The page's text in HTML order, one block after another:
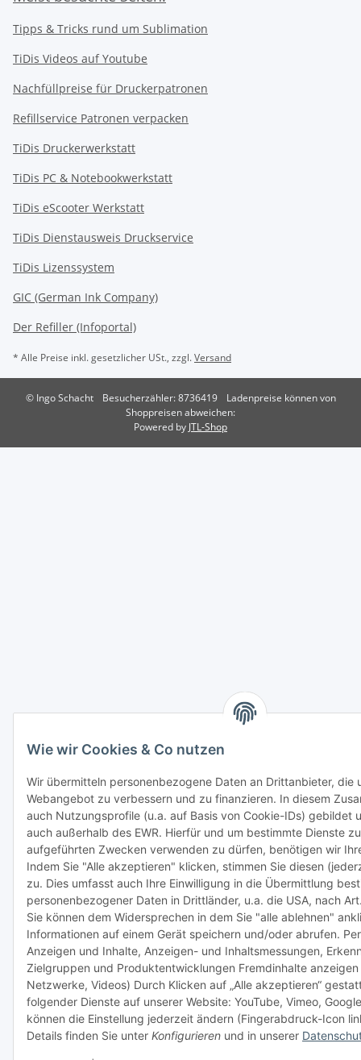
Tipps & Tricks rund um Sublimation
TiDis Videos auf Youtube
Nachfüllpreise für Druckerpatronen
Refillservice Patronen verpacken
TiDis Druckerwerkstatt
TiDis PC & Notebookwerkstatt
TiDis eScooter Werkstatt
TiDis Dienstausweis Druckservice
TiDis Lizenssystem
GIC (German Ink Company)
Der Refiller (Infoportal)
* Alle Preise inkl. gesetzlicher USt., zzgl.Versand
© Ingo Schacht Besucherzähler: 8736419
Ladenpreise können von
Shoppreisen abweichen:
Powered by JTL-Shop
Wie wir Cookies & Co nutzen
Wir übermitteln personenbezogene Daten an Drittanbieter, die
Webangebot zu verbessern und zu finanzieren. In diesem
auch Nutzungsprofile (u.a. auf Basis von Cookie-IDs) gebildet
auch außerhalb des EWR. Hierfür und um bestimmte Dienste
aufgeführten Zwecken verwenden zu dürfen, benötigen wir
Indem Sie "Alle akzeptieren" klicken, stimmen Sie diesen
zu. Dies umfasst auch Ihre Einwilligung in die Übermittlung
personenbezogener Daten in Drittländer, u.a. die USA, nach
Sie können dem Widersprechen in dem Sie "alle ablehnen"
Informationen auf einem Gerät speichern und/oder abrufen.
Anzeigen und Inhalte, Anzeigen- und Inhaltsmessungen,
Zielgruppen und Produktentwicklungen Fremdinhalte anzeigen
Netzwerke, Videos) Durch Klicken auf „Alle akzeptieren“
folgender Dienste auf unserer Website: YouTube, Vimeo,
können die Einstellung jederzeit ändern (Fingerabdruck-Icon
Details finden Sie unter Konfigurieren und in unserer